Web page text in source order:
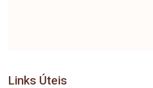
Links Úteis